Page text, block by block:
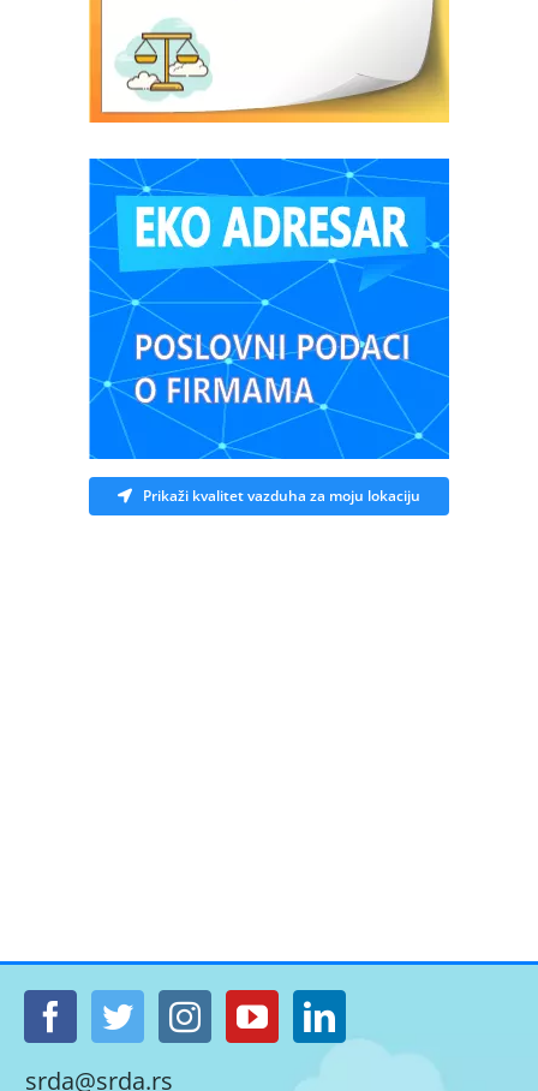
Prikaži kvalitet vazduha za moju lokaciju
srda@srda.rs